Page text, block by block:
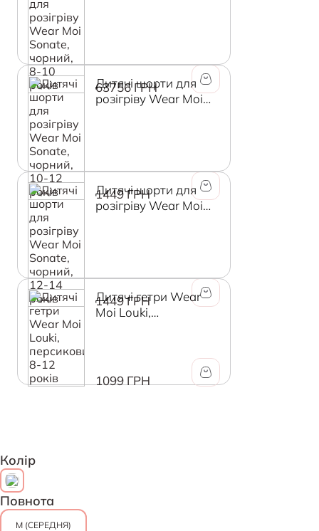
63756 ГРН
Дитячі шорти для
розігріву Wear Moi
1449 ГРН
Дитячі шорти для
розігріву Wear Moi
1449 ГРН
Дитячі гетри Wear
Moi Louki,
1099 ГРН
Колір
Повнота
M (СЕРЕДНЯ)